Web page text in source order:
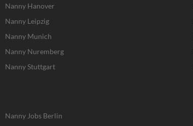
Nanny Hanover
Nanny Leipzig
Nanny Munich
Nanny Nuremberg
Nanny Stuttgart
Nanny Jobs Berlin